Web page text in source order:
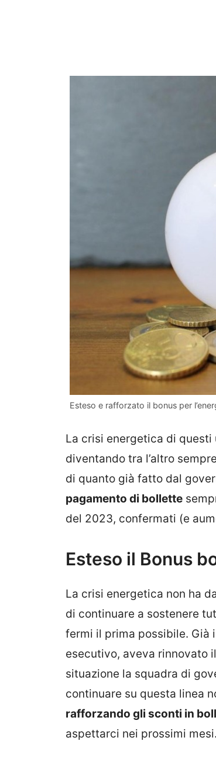
Esteso e rafforzato il bonus per
La crisi energetica di
diventando tra l’altro
di quanto già fatto dal
pagamento di bollette
del 2023, confermati (e
Esteso il Bonus
La crisi energetica non ha
di continuare a sostenere
fermi il prima possibile. Già
esecutivo, aveva rinnovato
situazione la squadra di
continuare su questa linea
rafforzando gli sconti in
aspettarci nei prossimi mesi.